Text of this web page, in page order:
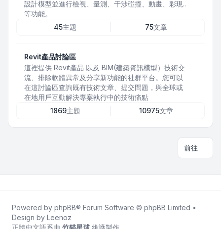
設計模型並進行檢視、量測、干涉碰撞、動畫、彩現..
等功能。
45主題 75文章
Revit產品討論區
這裡提供 Revit產品 以及 BIM(建築資訊模型）技術交
流、排除軟體異常及分享新功能的社群平台。您可以
在這討論區查詢既有技術文章、提交問題，與全球或
在地用戶互動解決專案執行中的技術痛點
1869主題 10975文章
前往
Powered by phpBB® Forum Software © phpBB Limited •
Design by Leenoz
正體中文語系由 竹貓星球 維護製作